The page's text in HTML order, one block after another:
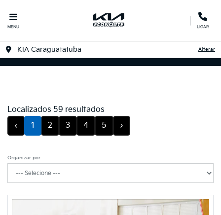
MENU LIGAR
KIA Caraguatatuba Alterar
Localizados 59 resultados
‹
1 2 3 4 5 ›
Organizar por